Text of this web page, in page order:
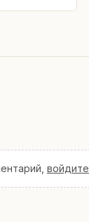
войдите